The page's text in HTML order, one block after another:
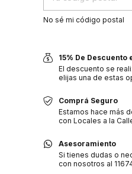
No sé mi código postal
15% De
El descuento se
elijas una de estas
Comprá Seguro
Estamos hace más
con Locales a la
Asesoramiento
Si tienes dudas o
con nosotros al